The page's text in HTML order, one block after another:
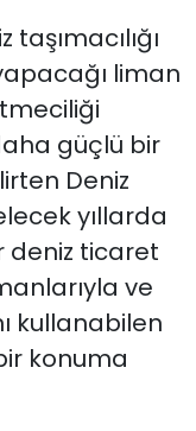
liman
güçlü bir
Deniz
yıllarda
deniz ticaret
ve
kullanabilen
konuma